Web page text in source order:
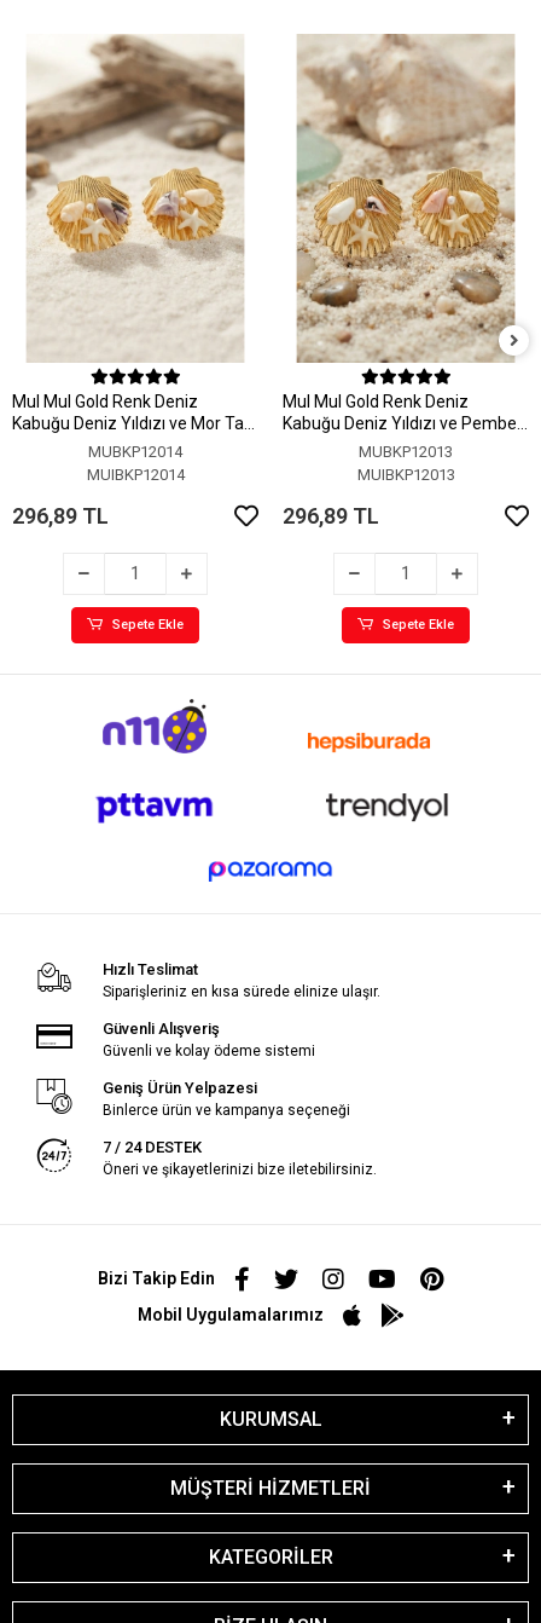
MuI MuI Gold Renk Deniz
Kabuğu Deniz Yıldızı ve Mor Taş
Detaylı KüpeMUBKP12014
MUIBKP12014
296,89 TL
Sepete Ekle
MuI MuI Gold Renk Deniz
Kabuğu Deniz Yıldızı ve Pembe
Taş Detaylı Küpe
MUBKP12013
MUIBKP12013
296,89 TL
Sepete Ekle
Hızlı Teslimat
Siparişleriniz en kısa sürede elinize ulaşır.
Güvenli Alışveriş
Güvenli ve kolay ödeme sistemi
Geniş Ürün Yelpazesi
Binlerce ürün ve kampanya seçeneği
7 / 24 DESTEK
Öneri ve şikayetlerinizi bize iletebilirsiniz.
Bizi Takip Edin
Mobil Uygulamalarımız
KURUMSAL
MÜŞTERİ HİZMETLERİ
KATEGORİLER